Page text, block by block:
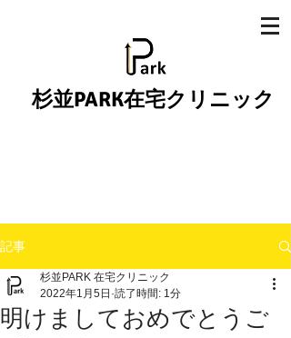
杉並PARK在宅クリニック
記事
明けましておめでとうご
杉並PARK 在宅クリニック
2022年1月5日 読了時間: 1分